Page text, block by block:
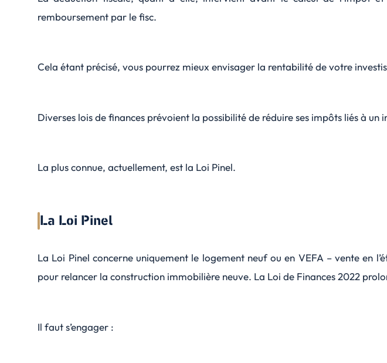
remboursement par le fisc.
Cela étant précisé, vous pourrez mieux envisager la rentabilité de votre
Diverses lois de finances prévoient la possibilité de réduire ses impôts liés à un
La plus connue, actuellement, est la Loi Pinel.
La Loi Pinel
La Loi Pinel concerne uniquement le logement neuf ou en VEFA – vente en
pour relancer la construction immobilière neuve. La Loi de Finances 2022
Il faut s’engager :